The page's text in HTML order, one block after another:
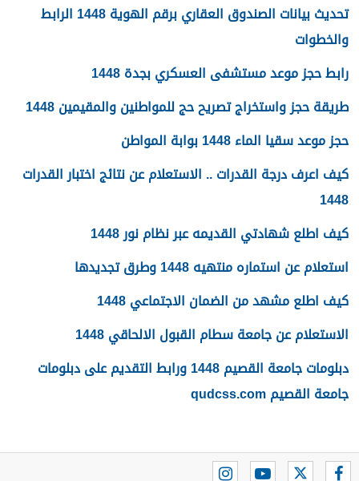
تحديث بيانات الصندوق العقاري برقم الهوية 1448 الرابط
والخطوات
رابط حجز موعد مستشفى العسكري بجدة 1448
طريقة حجز واستخراج تصريح حج للمواطنين والمقيمين 1448
حجز موعد سقيا الماء 1448 بوابة المواطن
كيف اعرف درجة القدرات .. الاستعلام عن نتائج اختبار القدرات
1448
كيف اطلع شهادتي القديمه عبر نظام نور 1448
استعلام عن استماره منتهيه 1448 وطرق تجديدها
كيف اطلع مشهد من الضمان الاجتماعي 1448
الاستعلام عن جامعة سطام القبول الالحاقي 1448
دبلومات جامعة القصيم 1448 ورابط التقديم على دبلومات
جامعة القصيم qudcss.com